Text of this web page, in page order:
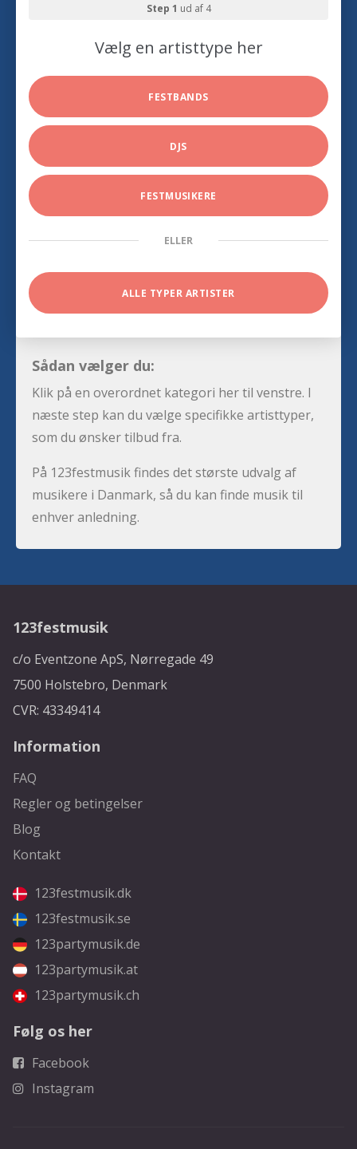
Step 1 ud af 4
Vælg en artisttype her
FESTBANDS
DJS
FESTMUSIKERE
ELLER
ALLE TYPER ARTISTER
Sådan vælger du:
Klik på en overordnet kategori her til venstre. I
næste step kan du vælge specifikke artisttyper,
som du ønsker tilbud fra.
På 123festmusik findes det største udvalg af
musikere i Danmark, så du kan finde musik til
enhver anledning.
123festmusik
c/o Eventzone ApS, Nørregade 49
7500 Holstebro, Denmark
CVR: 43349414
Information
FAQ
Regler og betingelser
Blog
Kontakt
123festmusik.dk
123festmusik.se
123partymusik.de
123partymusik.at
123partymusik.ch
Følg os her
Facebook
Instagram